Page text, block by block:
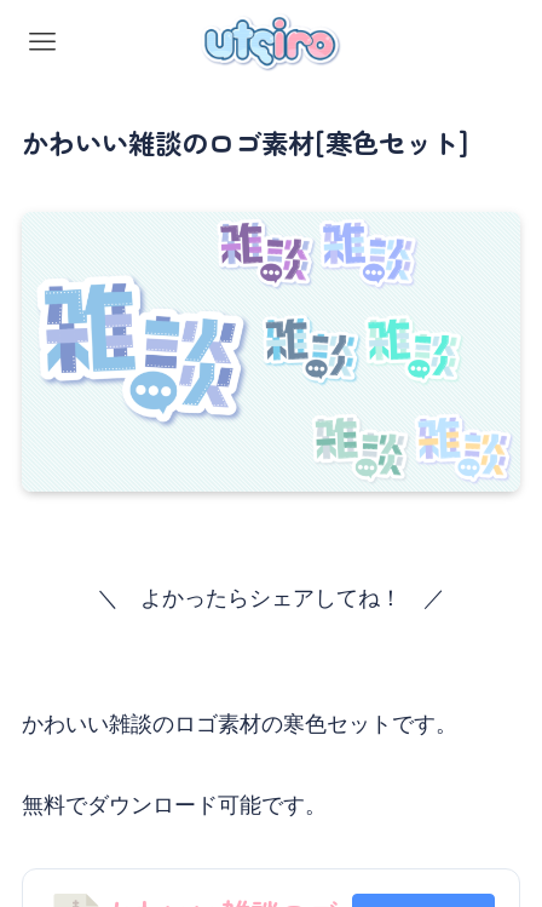
かわいい雑談のロゴ素材[寒色セット]
＼ よかったらシェアしてね！ ／
かわいい雑談のロゴ素材の寒色セットです。
無料でダウンロード可能です。